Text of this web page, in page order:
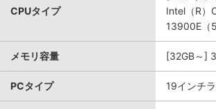
CPUタイプ
Intel（R）
13900E（
メモリ容量 [32GB～]
PCタイプ 19インチ